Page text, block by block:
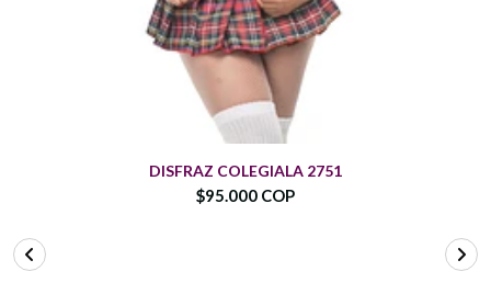
DISFRAZ COLEGIALA 2751
$95.000 COP